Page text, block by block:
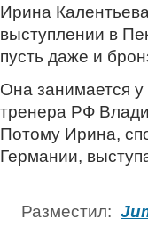
Ирина
выступлении в
пусть даже и
Она занимается
тренера РФ
Потому Ирина,
Германии,
Разместил: